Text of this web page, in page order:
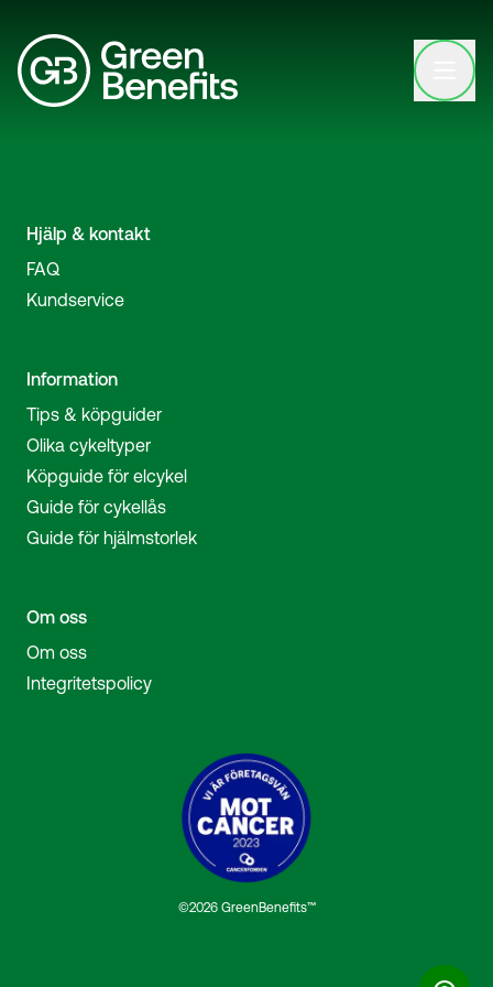
Open
Hjälp & kontakt
FAQ
Kundservice
Information
Tips & köpguider
Olika cykeltyper
Köpguide för elcykel
Guide för cykellås
Guide för hjälmstorlek
Om oss
Om oss
Integritetspolicy
©2026 GreenBenefits™